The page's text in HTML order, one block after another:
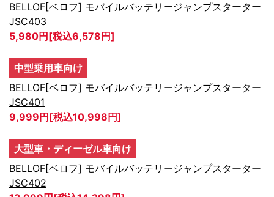
BELLOF[ベロフ] モバイルバッテリージャンプスターター
JSC403
5,980円[税込6,578円]
中型乗用車向け
BELLOF[ベロフ] モバイルバッテリージャンプスターター
JSC401
9,999円[税込10,998円]
大型車・ディーゼル車向け
BELLOF[ベロフ] モバイルバッテリージャンプスターター
JSC402